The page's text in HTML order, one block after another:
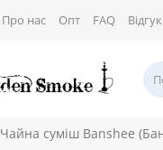
Про нас Опт FAQ
Чайна суміш Banshee